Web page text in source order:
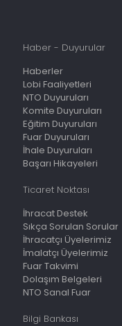
Haber - Duyurular
Haberler
Lobi Faaliyetleri
NTO Duyuruları
Komite Duyuruları
Eğitim Duyuruları
Fuar Duyuruları
İhale Duyuruları
Başarı Hikayeleri
Ticaret Noktası
İhracat Destek
Sıkça Sorulan Sorular
İhracatçı Üyelerimiz
İmalatçı Üyelerimiz
Fuar Takvimi
Dolaşım Belgeleri
NTO Sanal Fuar
Bilgi Bankası